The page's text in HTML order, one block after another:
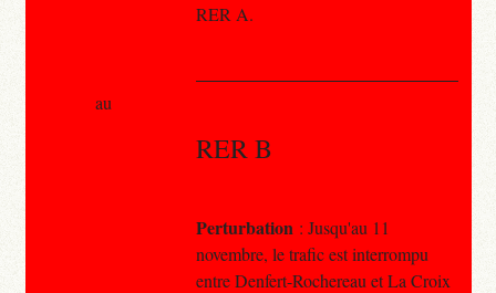
RER A.
RER B
Perturbation : Jusqu'au 11
novembre, le trafic est interrompu
entre Denfert-Rochereau et La Croix
au